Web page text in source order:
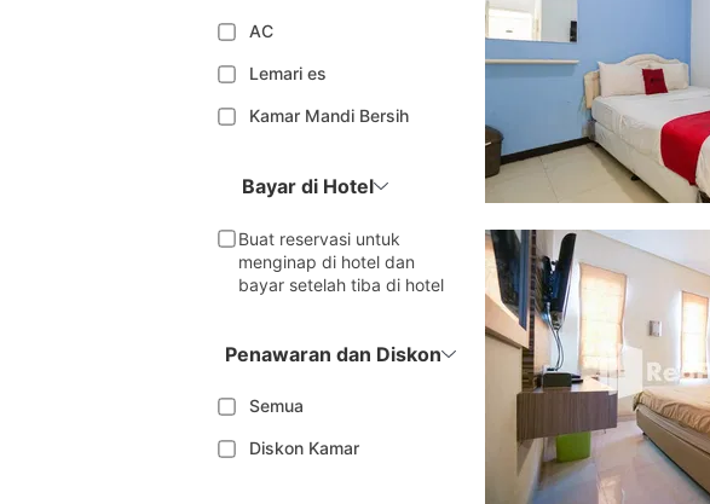
AC
Lemari es
Kamar Mandi Bersih
Bayar di Hotel
Buat reservasi untuk
menginap di hotel dan
bayar setelah tiba di hotel
Penawaran dan Diskon
Semua
Diskon Kamar